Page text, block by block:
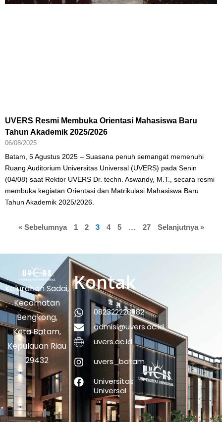
UVERS Resmi Membuka Orientasi Mahasiswa Baru
Tahun Akademik 2025/2026
06/08/2025
Batam, 5 Agustus 2025 – Suasana penuh semangat memenuhi
Ruang Auditorium Universitas Universal (UVERS) pada Senin
(04/08) saat Rektor UVERS Dr. techn. Aswandy, M.T., secara resmi
membuka kegiatan Orientasi dan Matrikulasi Mahasiswa Baru
Tahun Akademik 2025/2026.
« Sebelumnya 1 2 3 4 5 … 27 Selanjutnya »
Kelurahan Sadai,
Kecamatan
Bengkong,
Kota Batam,
Kepulauan Riau
29432
Kontak
082322228982
admisi@uvers.ac.id
uvers.ac.id
uvers_batam
Universitas
Universal